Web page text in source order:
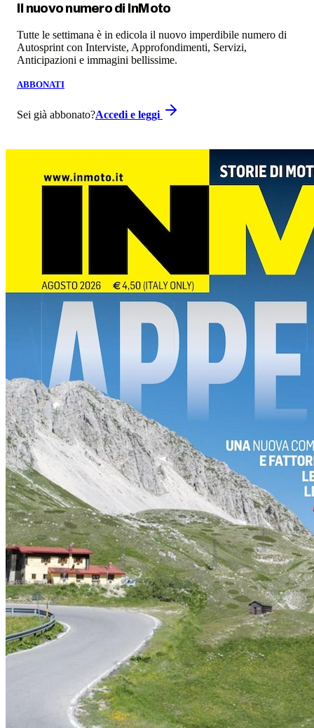
Il nuovo numero di InMoto
Tutte le settimana è in edicola il nuovo imperdibile numero di
Autosprint con Interviste, Approfondimenti, Servizi,
Anticipazioni e immagini bellissime.
ABBONATI
Sei già abbonato?Accedi e leggi